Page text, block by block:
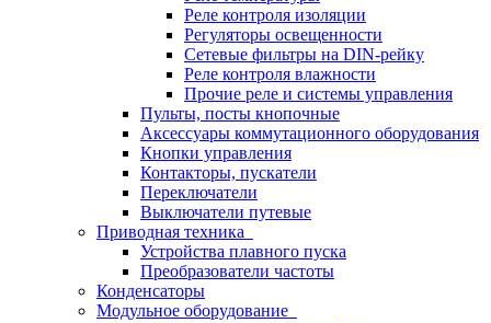
Реле контроля изоляции
Регуляторы освещенности
Сетевые фильтры на DIN-рейку
Реле контроля влажности
Прочие реле и системы управления
Пульты, посты кнопочные
Аксессуары коммутационного оборудования
Кнопки управления
Контакторы, пускатели
Переключатели
Выключатели путевые
Приводная техника
Устройства плавного пуска
Преобразователи частоты
Конденсаторы
Модульное оборудование